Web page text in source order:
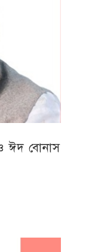
ঈদ বোনাস